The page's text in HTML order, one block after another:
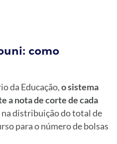
como
da Educação,o sistema
a nota de corte de cada
na distribuição do total de
para o número de bolsas